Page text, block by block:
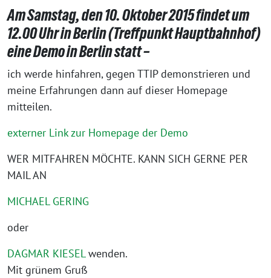
Am Samstag, den 10. Oktober 2015 findet um
12.00 Uhr in Berlin (Treffpunkt Hauptbahnhof)
eine Demo in Berlin statt –
ich werde hinfahren, gegen TTIP demonstrieren und
meine Erfahrungen dann auf dieser Homepage
mitteilen.
externer Link zur Homepage der Demo
WER MITFAHREN MÖCHTE. KANN SICH GERNE PER
MAIL AN
MICHAEL GERING
oder
DAGMAR KIESEL wenden.
Mit grünem Gruß